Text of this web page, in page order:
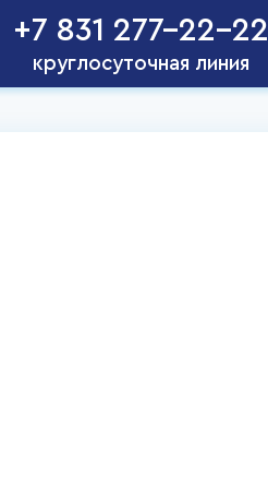
+7 831 277-22-22
круглосуточная линия